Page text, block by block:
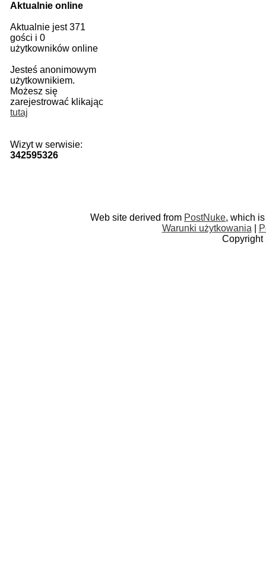
Aktualnie online
Aktualnie jest 371
gości i 0
użytkowników online
Jesteś anonimowym
użytkownikiem.
Możesz się
zarejestrować klikając
tutaj
Wizyt w serwisie:
342595326
Web site derived from PostNuke, which
Warunki użytkowania
Copyright